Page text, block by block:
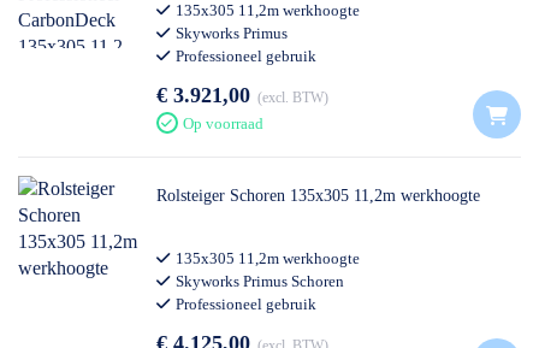
135x305 11,2m werkhoogte
Skyworks Primus
Professioneel gebruik
€ 3.921,00 excl. BTW
Op voorraad
Rolsteiger Schoren 135x305 11,2m werkhoogte
135x305 11,2m werkhoogte
Skyworks Primus Schoren
Professioneel gebruik
€ 4.125,00